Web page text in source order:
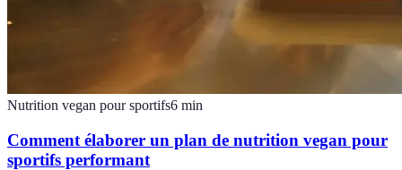
Nutrition vegan pour sportifs6 min
Comment élaborer un plan de nutrition vegan pour
sportifs performant